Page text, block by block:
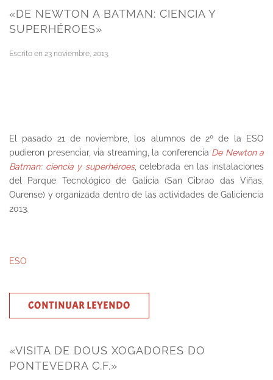
«DE NEWTON A BATMAN: CIENCIA Y
SUPERHÉROES»
Escrito en 23 noviembre, 2013
El pasado 21 de noviembre, los alumnos de 2º de la ESO
pudieron presenciar, via streaming, la conferencia De Newton a
Batman: ciencia y superhéroes, celebrada en las instalaciones
del Parque Tecnológico de Galicia (San Cibrao das Viñas,
Ourense) y organizada dentro de las actividades de Galiciencia
2013.
ESO
CONTINUAR LEYENDO
«VISITA DE DOUS XOGADORES DO
PONTEVEDRA C.F.»